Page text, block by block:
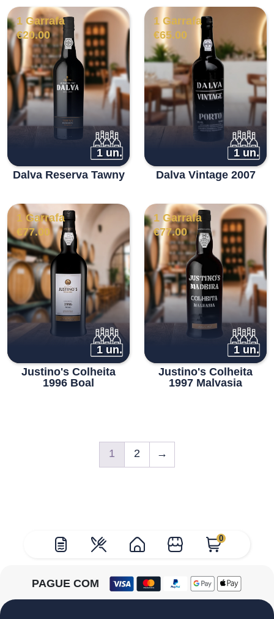
0
1 Garrafa
€20.00
1 un.
Dalva Reserva Tawny
1 Garrafa
€65.00
1 un.
Dalva Vintage 2007
1 Garrafa
€77.00
1 un.
Justino's Colheita
1996 Boal
1 Garrafa
€77.00
1 un.
Justino's Colheita
1997 Malvasia
1 2 →
PAGUE COM